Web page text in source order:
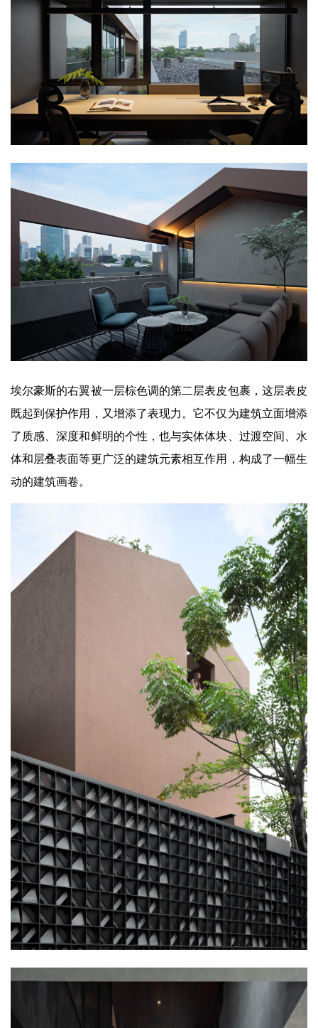
埃尔豪斯的右翼被一层棕色调的第二层表皮包裹，这层表皮
既起到保护作用，又增添了表现力。它不仅为建筑立面增添
了质感、深度和鲜明的个性，也与实体体块、过渡空间、水
体和层叠表面等更广泛的建筑元素相互作用，构成了一幅生
动的建筑画卷。